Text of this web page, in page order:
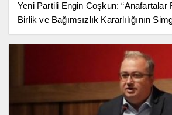
Yeni Partili Engin Coşkun: “Anafartalar
Birlik ve Bağımsızlık Kararlılığının